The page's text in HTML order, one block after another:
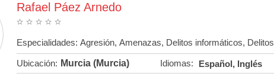
Rafael Páez Arnedo
Especialidades: Agresión, Amenazas, Delitos informáticos, Delitos sexuales
Ubicación: Murcia (Murcia) Idiomas: Español, Inglés